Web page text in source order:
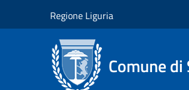
Regione Liguria
Comune